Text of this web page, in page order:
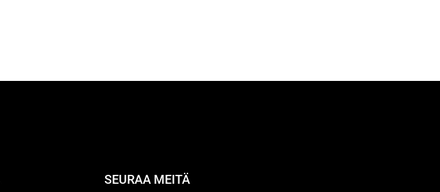
SEURAA MEITÄ